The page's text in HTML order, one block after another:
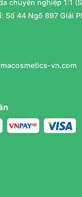
chuyên nghiệp 1:1
Số 44 Ngõ 897 Giải
vn.com